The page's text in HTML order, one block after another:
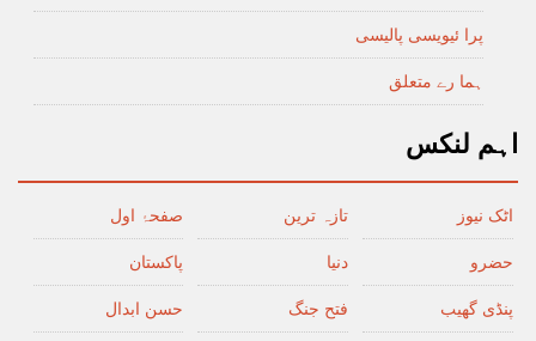
پرا ئیویسی پالیسی
ہما رے متعلق
اہم لنکس
صفحۂ اول تازہ ترین اٹک نیوز
پاکستان دنیا حضرو
حسن ابدال فتح جنگ پنڈی گھیب